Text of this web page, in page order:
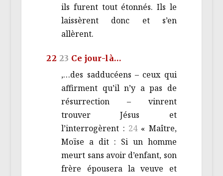
ils furent tout étonnés. Ils le
laissèrent donc et s’en
allèrent.
22 23 Ce jour-là…
,…des sadducéens – ceux qui
affirment qu’il n’y a pas de
résurrection – vinrent
trouver Jésus et
l’interrogèrent : 24 « Maître,
Moïse a dit : Si un homme
meurt sans avoir d’enfant, son
frère épousera la veuve et